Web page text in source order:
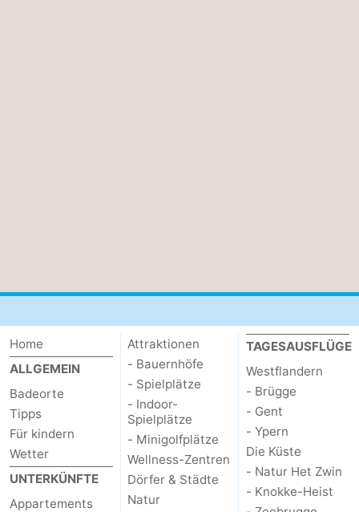
Home
ALLGEMEIN
Badeorte
Tipps
Für kindern
Wetter
UNTERKÜNFTE
Appartements
Attraktionen
- Bauernhöfe
- Spielplätze
- Indoor-
Spielplätze
- Minigolfplätze
Wellness-Zentren
Dörfer & Städte
Natur
TAGESAUSFLÜGE
Westflandern
- Brügge
- Gent
- Ypern
Die Küste
- Natur Het Zwin
- Knokke-Heist